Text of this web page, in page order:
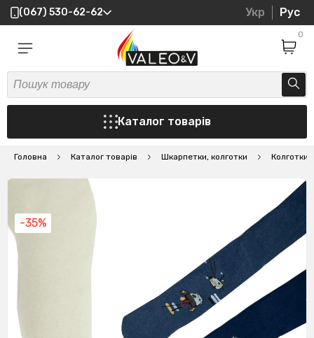
(067) 530-62-62 Укр Рус
0
Каталог товарів
Головна Каталог товарів Шкарпетки, колготки Колготки
-35%